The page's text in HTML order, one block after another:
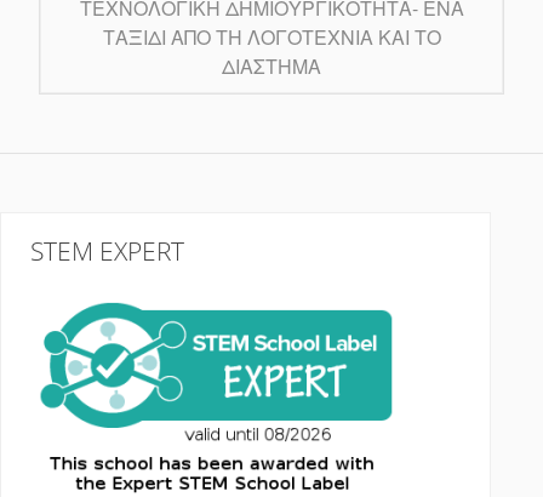
ΤΕΧΝΟΛΟΓΙΚΉ ΔΗΜΙΟΥΡΓΙΚΌΤΗΤΑ- ΈΝΑ
ΤΑΞΊΔΙ ΑΠΌ ΤΗ ΛΟΓΟΤΕΧΝΊΑ ΚΑΙ ΤΟ
ΔΙΆΣΤΗΜΑ
STEM EXPERT